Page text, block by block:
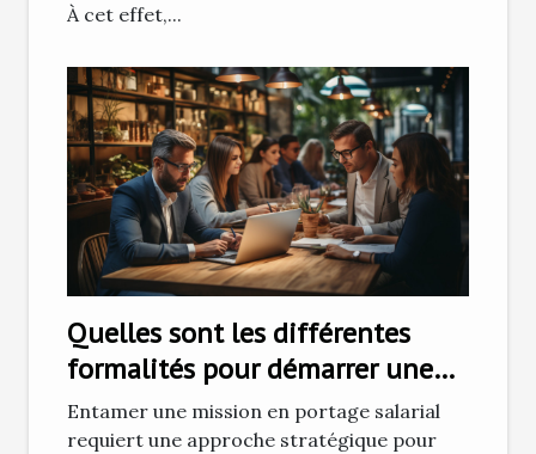
À cet effet,...
Quelles sont les différentes
formalités pour démarrer une
mission en portage salarial ?
Entamer une mission en portage salarial
requiert une approche stratégique pour